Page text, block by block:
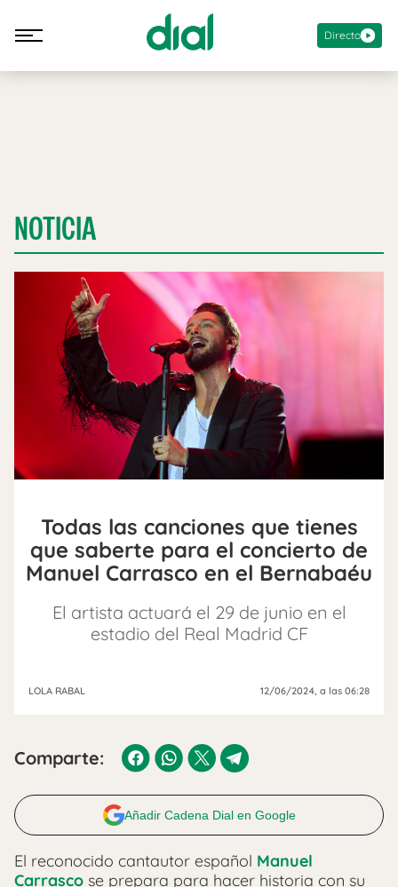
Directo
NOTICIA
Todas las canciones que tienes
que saberte para el concierto de
Manuel Carrasco en el Bernabaéu
El artista actuará el 29 de junio en el
estadio del Real Madrid CF
LOLA RABAL 12/06/2024, a las 06:28
Comparte:
Añadir Cadena Dial en Google
El reconocido cantautor español Manuel
Carrasco se prepara para hacer historia con su